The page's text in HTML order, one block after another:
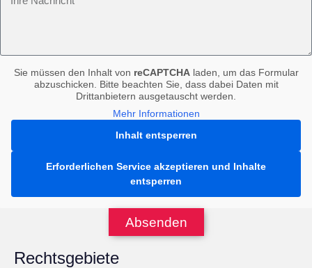
Sie müssen den Inhalt von reCAPTCHAladen, um das Formular
abzuschicken. Bitte beachten Sie, dass dabei Daten mit
Drittanbietern ausgetauscht werden.
Mehr Informationen
Inhalt entsperren
Erforderlichen Service akzeptieren und Inhalte
entsperren
Absenden
Rechtsgebiete